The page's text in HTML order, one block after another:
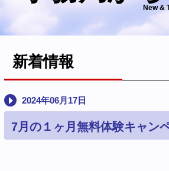
New &
新着情報
2024年06月17日
7月の１ヶ月無料体験キャン